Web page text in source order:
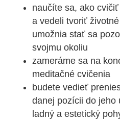
naučíte sa, ako
a vedeli tvoriť
umožnia stať sa
svojmu okoliu
zameráme sa na
meditačné cvičenia
budete vedieť
danej pozícii do jeho
ladný a estetický